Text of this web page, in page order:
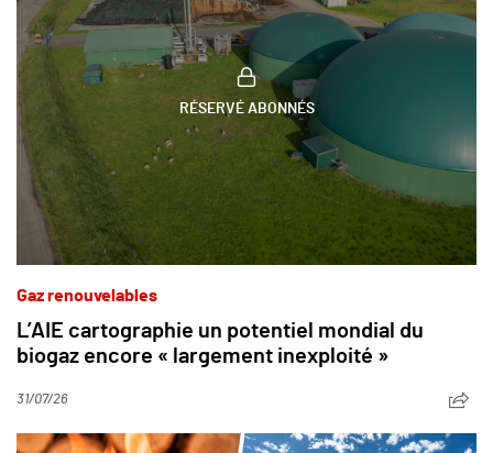
RÉSERVÉ ABONNÉS
Gaz renouvelables
L’AIE cartographie un potentiel mondial du
biogaz encore « largement inexploité »
31/07/26